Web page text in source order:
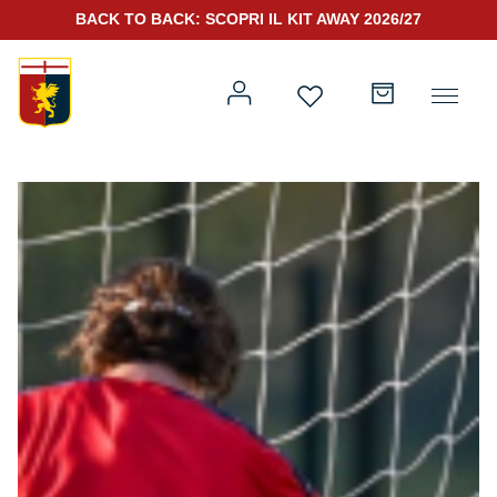
Prima squadra
Prima squadra
Genoa for Special
Kit Gara 2026/27
Training
Rappresentanza
Kit Gara 25/26
BACK TO BACK: SCOPRI IL KIT AWAY 2026/27